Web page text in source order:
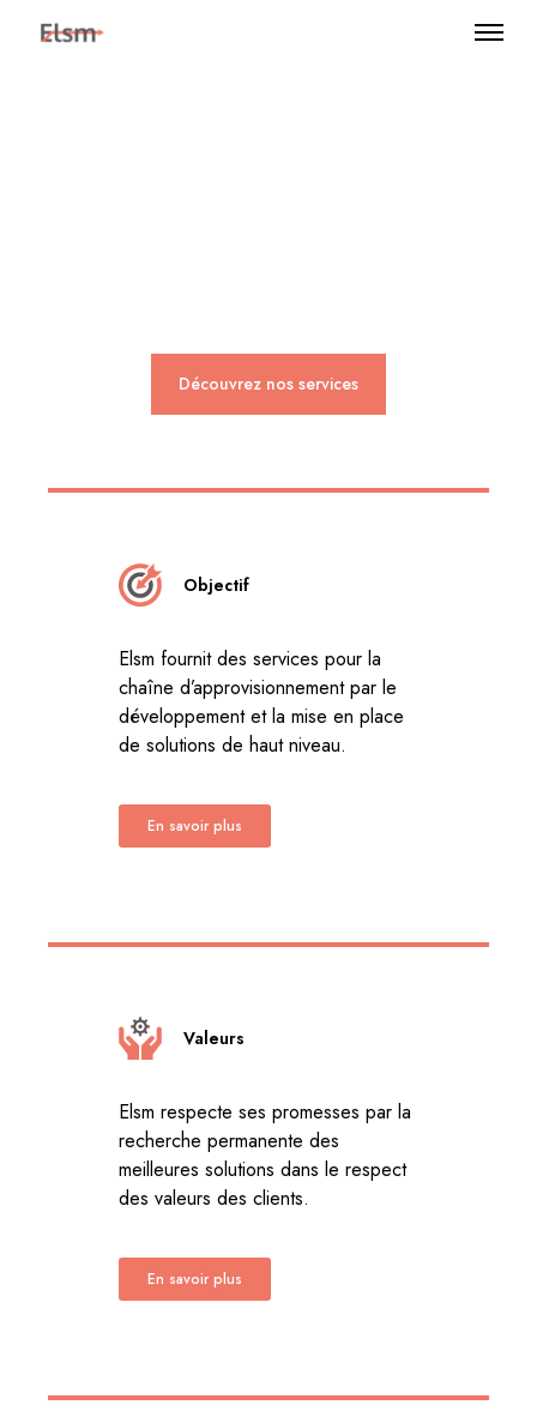
Découvrez nos services
Objectif
Elsm fournit des services pour la
chaîne d’approvisionnement par le
développement et la mise en place
de solutions de haut niveau.
En savoir plus
Valeurs
Elsm respecte ses promesses par la
recherche permanente des
meilleures solutions dans le respect
des valeurs des clients.
En savoir plus